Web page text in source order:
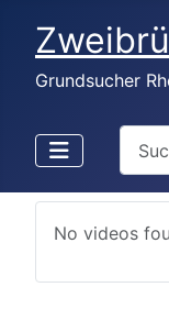
Grundsucher
No videos